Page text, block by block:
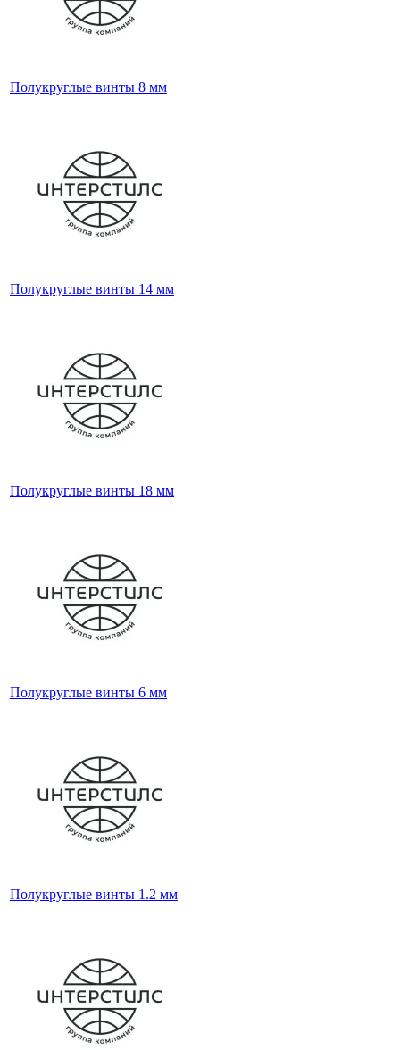
Полукруглые винты 8 мм
Полукруглые винты 14 мм
Полукруглые винты 18 мм
Полукруглые винты 6 мм
Полукруглые винты 1.2 мм